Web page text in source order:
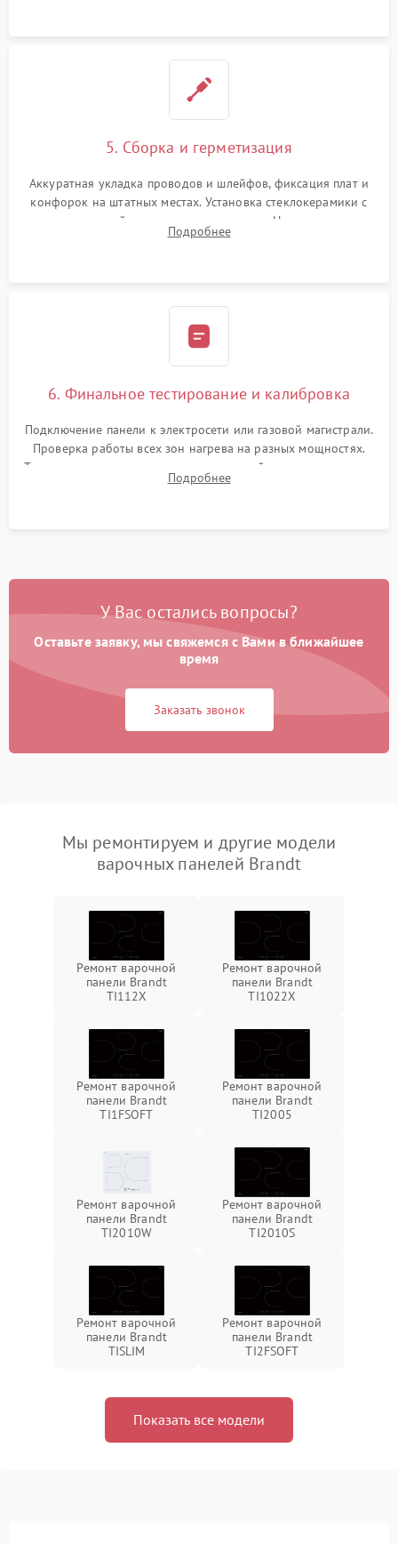
5. Сборка и герметизация
Аккуратная укладка проводов и шлейфов, фиксация плат и
конфорок на штатных местах. Установка стеклокерамики с
проверкой равномерности зазоров. Нанесение
термостойкого герметика или укладка уплотнительной
Подробнее
6. Финальное тестирование и калибровка
Подключение панели к электросети или газовой магистрали.
Проверка работы всех зон нагрева на разных мощностях.
Тестирование сенсорного управления, таймера, индикаторов
остаточного тепла и систем защиты от перегрева.
Подробнее
У Вас остались вопросы?
Оставьте заявку, мы свяжемся с Вами в ближайшее
время
Заказать звонок
Мы ремонтируем и другие модели
варочных панелей Brandt
Ремонт варочной
панели Brandt
TI112X
Ремонт варочной
панели Brandt
TI1022X
Ремонт варочной
панели Brandt
TI1FSOFT
Ремонт варочной
панели Brandt
TI2005
Ремонт варочной
панели Brandt
TI2010W
Ремонт варочной
панели Brandt
TI2010S
Ремонт варочной
панели Brandt
TISLIM
Ремонт варочной
панели Brandt
TI2FSOFT
Показать все модели